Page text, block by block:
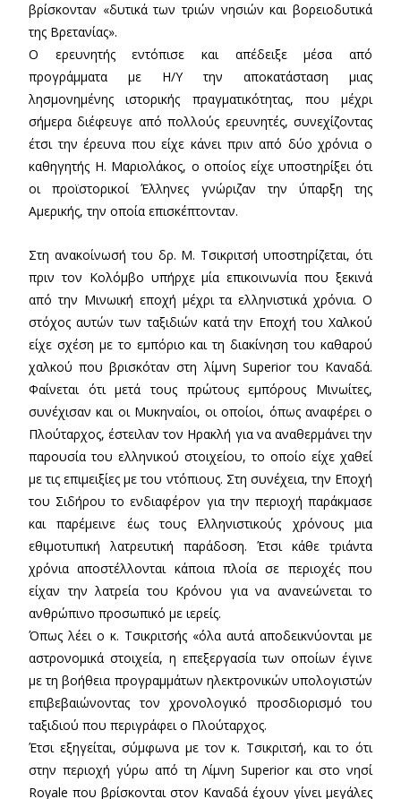
βρίσκονταν «δυτικά των τριών νησιών και βορειοδυτικά
της Βρετανίας».
Ο ερευνητής εντόπισε και απέδειξε μέσα από
προγράμματα με Η/Υ την αποκατάσταση μιας
λησμονημένης ιστορικής πραγματικότητας, που μέχρι
σήμερα διέφευγε από πολλούς ερευνητές, συνεχίζοντας
έτσι την έρευνα που είχε κάνει πριν από δύο χρόνια ο
καθηγητής Η. Μαριολάκος, ο οποίος είχε υποστηρίξει ότι
οι προϊστορικοί Έλληνες γνώριζαν την ύπαρξη της
Αμερικής, την οποία επισκέπτονταν.
Στη ανακοίνωσή του δρ. Μ. Τσικριτσή υποστηρίζεται, ότι
πριν τον Κολόμβο υπήρχε μία επικοινωνία που ξεκινά
από την Μινωική εποχή μέχρι τα ελληνιστικά χρόνια. Ο
στόχος αυτών των ταξιδιών κατά την Εποχή του Χαλκού
είχε σχέση με το εμπόριο και τη διακίνηση του καθαρού
χαλκού που βρισκόταν στη λίμνη Superior του Καναδά.
Φαίνεται ότι μετά τους πρώτους εμπόρους Μινωίτες,
συνέχισαν και οι Μυκηναίοι, οι οποίοι, όπως αναφέρει ο
Πλούταρχος, έστειλαν τον Ηρακλή για να αναθερμάνει την
παρουσία του ελληνικού στοιχείου, το οποίο είχε χαθεί
με τις επιμειξίες με του ντόπιους. Στη συνέχεια, την Εποχή
του Σιδήρου το ενδιαφέρον για την περιοχή παράκμασε
και παρέμεινε έως τους Ελληνιστικούς χρόνους μια
εθιμοτυπική λατρευτική παράδοση. Έτσι κάθε τριάντα
χρόνια αποστέλλονται κάποια πλοία σε περιοχές που
είχαν την λατρεία του Κρόνου για να ανανεώνεται το
ανθρώπινο προσωπικό με ιερείς.
Όπως λέει ο κ. Τσικριτσής «όλα αυτά αποδεικνύονται με
αστρονομικά στοιχεία, η επεξεργασία των οποίων έγινε
με τη βοήθεια προγραμμάτων ηλεκτρονικών υπολογιστών
επιβεβαιώνοντας τον χρονολογικό προσδιορισμό του
ταξιδιού που περιγράφει ο Πλούταρχος.
Έτσι εξηγείται, σύμφωνα με τον κ. Τσικριτσή, και το ότι
στην περιοχή γύρω από τη Λίμνη Superior και στο νησί
Royale που βρίσκονται στον Καναδά έχουν γίνει μεγάλες